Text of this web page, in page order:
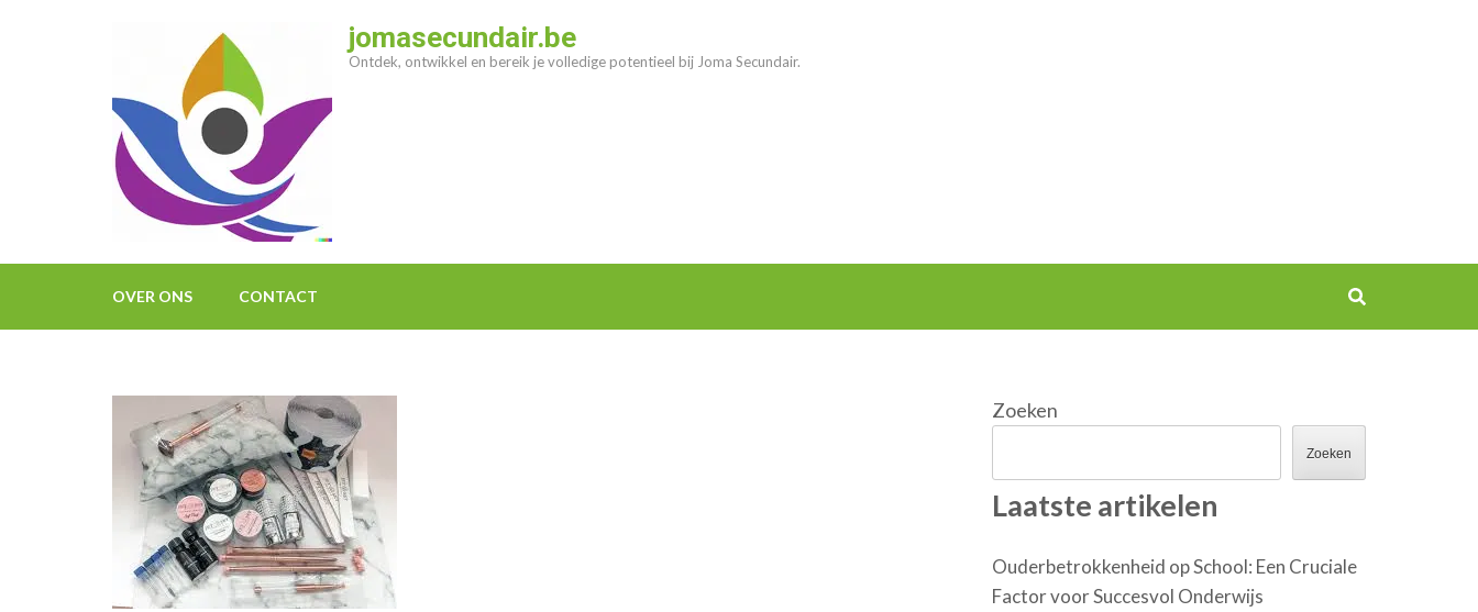
jomasecundair.be
Ontdek, ontwikkel en bereik je volledige potentieel bij Joma Secundair.
OVER ONS CONTACT
Zoeken
Zoeken
Laatste artikelen
Ouderbetrokkenheid op School: Een Cruciale
Factor voor Succesvol Onderwijs